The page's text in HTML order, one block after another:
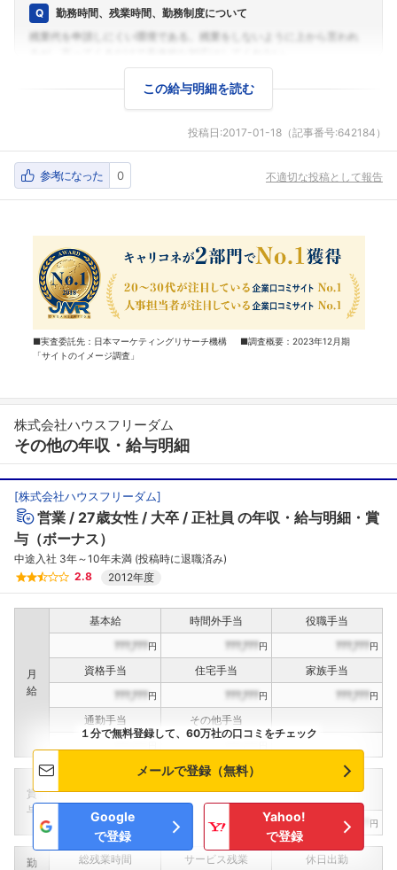
勤務時間、残業時間、勤務制度について
この給与明細を読む
投稿日:2017-01-18 （記事番号:642184）
参考になった 0 不適切な投稿として報告
■実査委託先：日本マーケティングリサーチ機構 ■調査概要：2023年12月期
「サイトのイメージ調査」
株式会社ハウスフリーダム
その他の年収・給与明細
[株式会社ハウスフリーダム]
営業 27歳女性 大卒 正社員 の年収・給与明細・賞
与（ボーナス）
中途入社 3年～10年未満 (投稿時に退職済み)
2.8
2012年度
月
給
基本給 時間外手当
役職手当
???,???円 ???,???円 ???,???円
資格手当 住宅手当
家族手当
???,???円 ???,???円 ???,???円
通勤手当
その他手当
賞
与
インセンティブ賞与
決算賞与
???,??? ???,??? 円 ???,??? 円
勤
総残業時間 サービス残業 休日出勤
１分で無料登録して、60万社の口コミをチェック
メールで登録（無料）
Google
で登録
Yahoo!
で登録